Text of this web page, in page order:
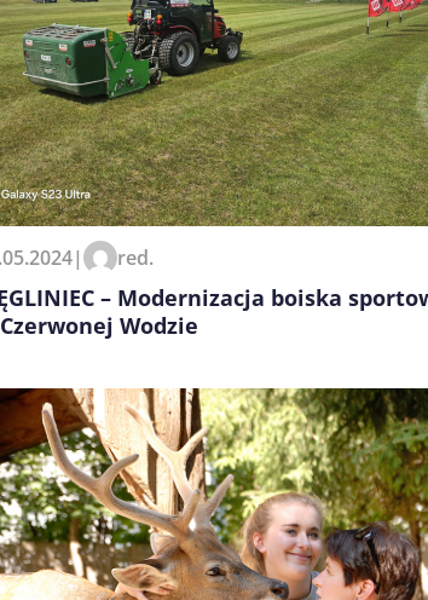
| red.
– Modernizacja boiska
Wodzie